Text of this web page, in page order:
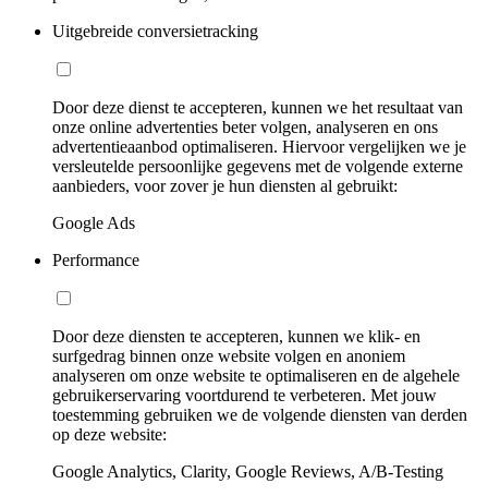
Uitgebreide conversietracking
Door deze dienst te accepteren, kunnen we het resultaat van
onze online advertenties beter volgen, analyseren en ons
advertentieaanbod optimaliseren. Hiervoor vergelijken we je
versleutelde persoonlijke gegevens met de volgende externe
aanbieders, voor zover je hun diensten al gebruikt:
Google Ads
Performance
Door deze diensten te accepteren, kunnen we klik- en
surfgedrag binnen onze website volgen en anoniem
analyseren om onze website te optimaliseren en de algehele
gebruikerservaring voortdurend te verbeteren. Met jouw
toestemming gebruiken we de volgende diensten van derden
op deze website:
Google Analytics, Clarity, Google Reviews, A/B-Testing